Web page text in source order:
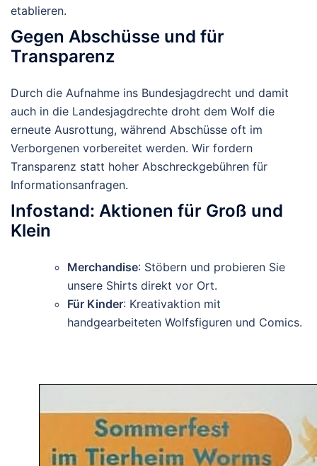
etablieren.
Gegen Abschüsse und für
Transparenz
Durch die Aufnahme ins Bundesjagdrecht und damit
auch in die Landesjagdrechte droht dem Wolf die
erneute Ausrottung, während Abschüsse oft im
Verborgenen vorbereitet werden. Wir fordern
Transparenz statt hoher Abschreckgebühren für
Informationsanfragen.
Infostand: Aktionen für Groß und
Klein
Merchandise: Stöbern und probieren Sie
unsere Shirts direkt vor Ort.
Für Kinder: Kreativaktion mit
handgearbeiteten Wolfsfiguren und Comics.